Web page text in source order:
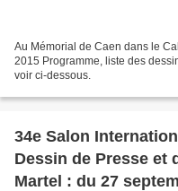
Au Mémorial de Caen dans le
2015 Programme, liste des
voir ci-dessous.
34e Salon
Dessin de Presse et
Martel : du 27